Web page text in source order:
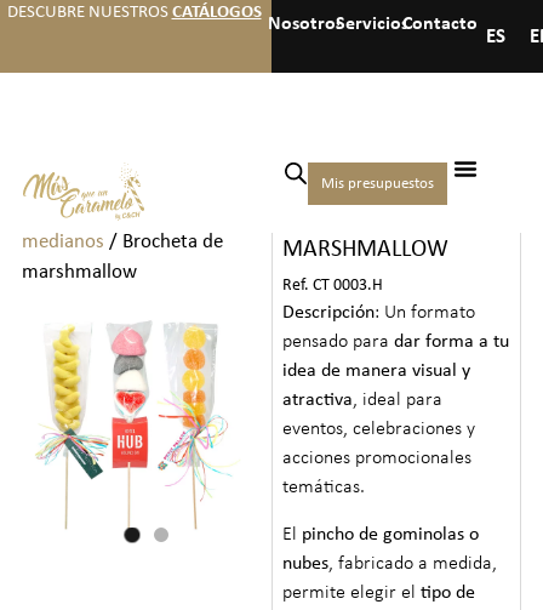
DESCUBRE NUESTROS CATÁLOGOS
NosotrosServiciosContacto
ES
Mis presupuestos
Inicio/ Hoteles
bienvenida
medianos / Brocheta de
marshmallow
BROCHETA DE
MARSHMALLOW
Ref. CT 0003.H
Descripción: Un formato
pensado paradar forma a tu
idea de manera visual y
atractiva, ideal para
eventos, celebraciones y
acciones promocionales
temáticas.
El pincho de gominolas o
nubes, fabricado a medida,
permite elegir eltipo de